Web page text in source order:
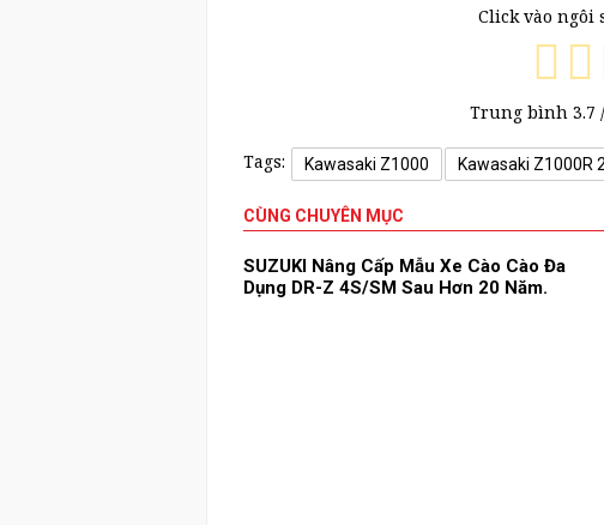
Click vào ngôi
Trung bình 3.7
Tags: Kawasaki Z1000 Kawasaki Z1000R
CÙNG CHUYÊN MỤC
SUZUKI Nâng Cấp Mẫu Xe Cào Cào Đa
Dụng DR-Z 4S/SM Sau Hơn 20 Năm.